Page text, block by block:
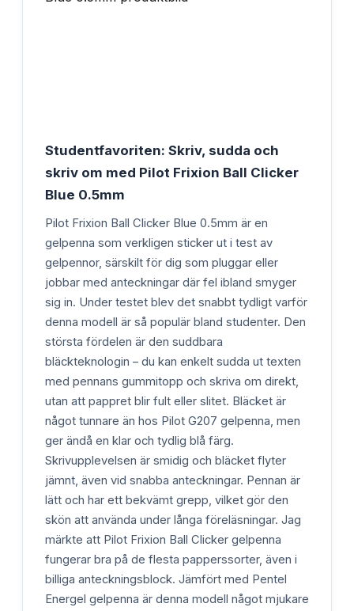
Studentfavoriten: Skriv, sudda och
skriv om med Pilot Frixion Ball Clicker
Blue 0.5mm
Pilot Frixion Ball Clicker Blue 0.5mm är en
gelpenna som verkligen sticker ut i test av
gelpennor, särskilt för dig som pluggar eller
jobbar med anteckningar där fel ibland smyger
sig in. Under testet blev det snabbt tydligt varför
denna modell är så populär bland studenter. Den
största fördelen är den suddbara
bläckteknologin – du kan enkelt sudda ut texten
med pennans gummitopp och skriva om direkt,
utan att pappret blir fult eller slitet. Bläcket är
något tunnare än hos Pilot G207 gelpenna, men
ger ändå en klar och tydlig blå färg.
Skrivupplevelsen är smidig och bläcket flyter
jämnt, även vid snabba anteckningar. Pennan är
lätt och har ett bekvämt grepp, vilket gör den
skön att använda under långa föreläsningar. Jag
märkte att Pilot Frixion Ball Clicker gelpenna
fungerar bra på de flesta papperssorter, även i
billiga anteckningsblock. Jämfört med Pentel
Energel gelpenna är denna modell något mjukare